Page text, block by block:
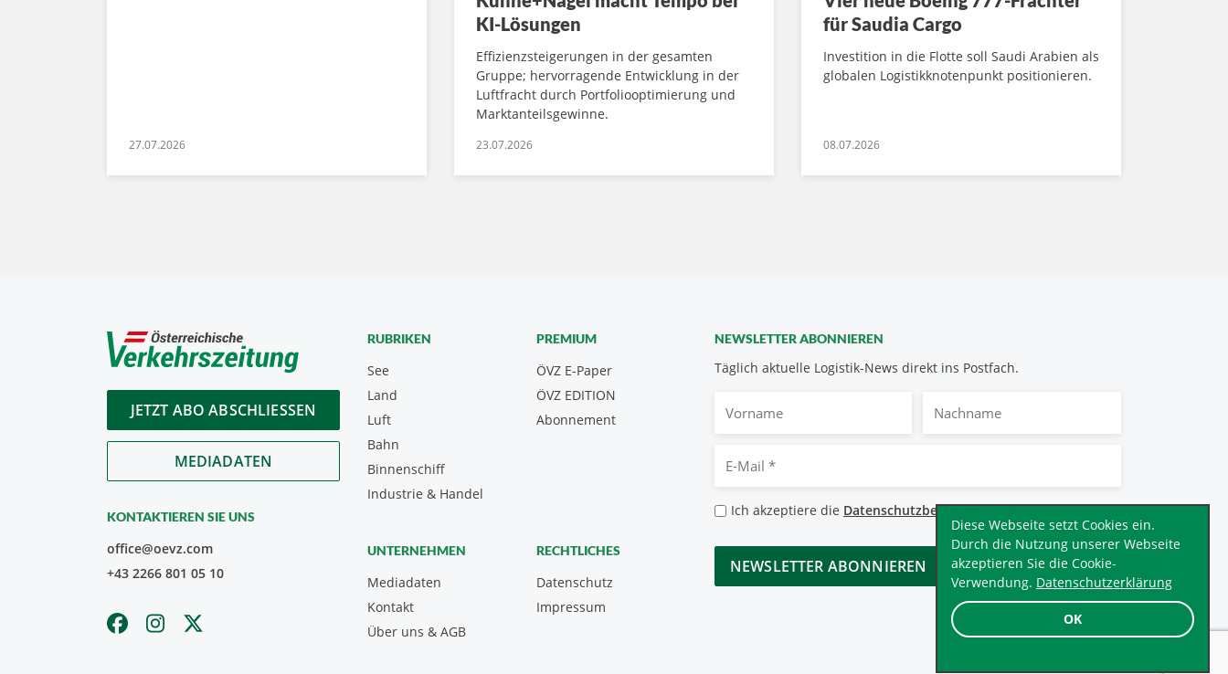
OK
Diese Webseite setzt Cookies ein.
Durch die Nutzung unserer Webseite
akzeptieren Sie die Cookie-
Verwendung. Datenschutzerklärung
27.07.2026
KI-Lösungen
Effizienzsteigerungen in der gesamten
Gruppe; hervorragende Entwicklung in der
Luftfracht durch Portfoliooptimierung und
Marktanteilsgewinne.
23.07.2026
für Saudia Cargo
Investition in die Flotte soll Saudi Arabien als
globalen Logistikknotenpunkt positionieren.
08.07.2026
JETZT ABO ABSCHLIESSEN
MEDIADATEN
KONTAKTIEREN SIE UNS
office@oevz.com
+43 2266 801 05 10
NEWSLETTER ABONNIEREN
Täglich aktuelle Logistik-News direkt ins Postfach.
Mail
Datenschutzbestimmungen
Ich akzeptiere die Datenschutzbestimmungen.*
CAPTCHA
RUBRIKEN
See
Land
Luft
Bahn
Binnenschiff
Industrie & Handel
PREMIUM
ÖVZ E-Paper
Abonnement
ÖVZ EDITION
UNTERNEHMEN
Mediadaten
Kontakt
Über uns & AGB
RECHTLICHES
Datenschutz
Impressum